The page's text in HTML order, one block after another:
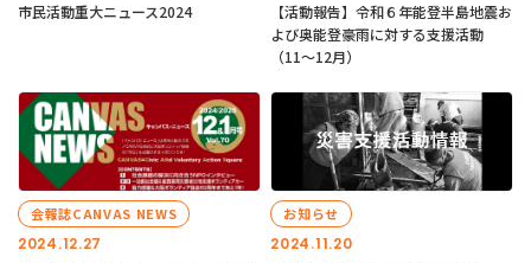
市民活動重大ニュース2024
【活動報告】令和６年能登半島地震お
よび奥能登豪雨に対する支援活動
（11〜12月）
2024.12.27
会報誌CANVAS NEWS
2024.11.20
お知らせ